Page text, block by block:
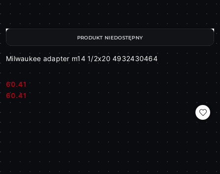
Milwaukee adapter m14 1/2x20 4932430464
Cena:
60.41
Cena:
60.41
PRODUKT NIEDOSTĘPNY